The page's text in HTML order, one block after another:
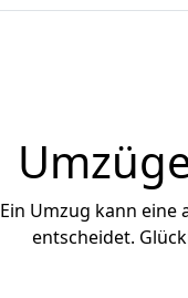
Ein Umzug kann eine
entscheidet.